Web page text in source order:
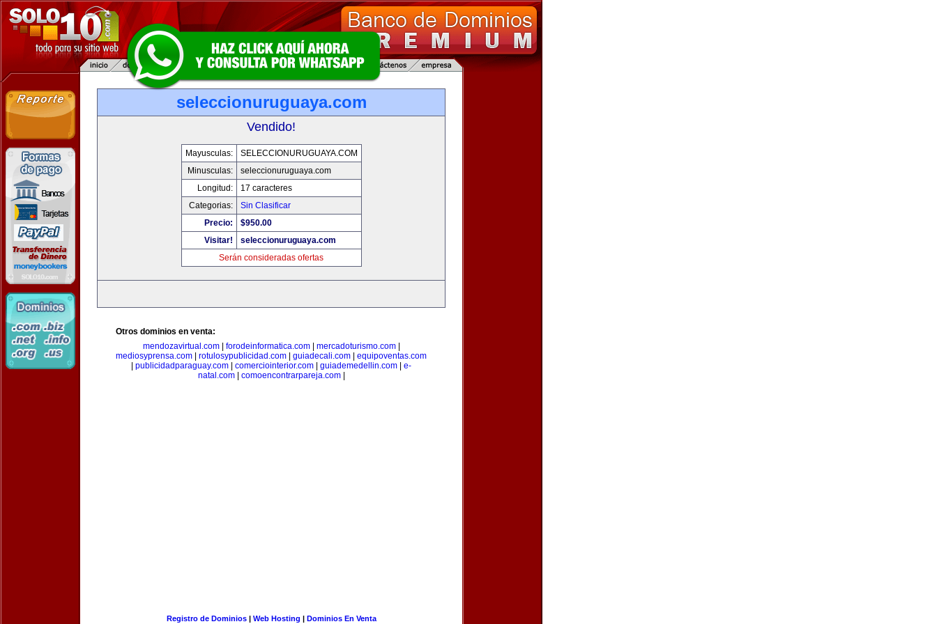
seleccionuruguaya.com
Vendido!
Mayusculas:
SELECCIONURUGUAYA.COM
Minusculas:
seleccionuruguaya.com
Longitud:
17 caracteres
Categorias:
Sin Clasificar
Precio:
$950.00
Visitar!
seleccionuruguaya.com
Serán consideradas ofertas
Otros dominios en venta:
mendozavirtual.com| forodeinformatica.com| mercadoturismo.com|
mediosyprensa.com
rotulosypublicidad.com guiadecali.com
equipoventas.com
publicidadparaguay.com comerciointerior.com guiademedellin.com
e-
natal.com| comoencontrarpareja.com|
Registro de Dominios| Web Hosting | Dominios En Venta